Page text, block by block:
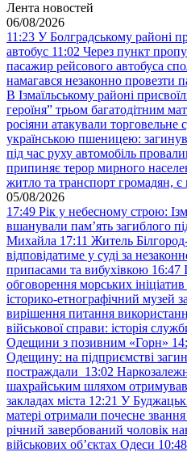
Лента новостей
06/08/2026
11:23 У Болградському районі
автобус 11:02 Через пункт
пасажир рейсового автобуса
намагався незаконно провезти
В Ізмаїльському районі
героїня” трьом багатодітним
росіяни атакували торговельне
українською пшеницею:
під час руху автомобіль
припиняє терор мирного
житло та транспорт громадян, є
05/08/2026
17:49 Рік у небесному строю:
вшанували пам’ять загиблого
Михайла 17:11 Житель
відповідатиме у суді за
припасами та вибухівкою 16:47
обговорення морських
історико-етнографічний музей
вирішення питання
військової справи: історія
Одещини з позивним «Горн»
Одещину: на підприємстві
постраждали 13:02
шахрайським шляхом
закладах міста 12:21 У
матері отримали почесне
річний завербований чоловік
військових обʼєктах Одеси 10:48